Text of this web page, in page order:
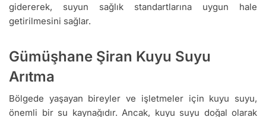
gidererek, suyun sağlık standartlarına uygun hale
getirilmesini sağlar.
Gümüşhane Şiran Kuyu Suyu
Arıtma
Bölgede yaşayan bireyler ve işletmeler için kuyu suyu,
önemli bir su kaynağıdır. Ancak, kuyu suyu doğal olarak